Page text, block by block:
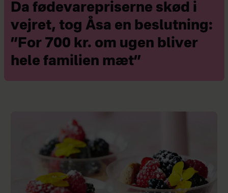
Da fødevarepriserne skød i
vejret, tog Åsa en beslutning:
”For 700 kr. om ugen bliver
hele familien mæt”